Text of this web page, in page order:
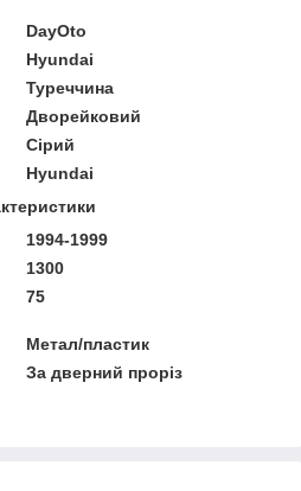
DayOto
Hyundai
Туреччина
Дворейковий
Сірий
Hyundai
1994-1999
1300
75
Метал/пластик
За дверний проріз